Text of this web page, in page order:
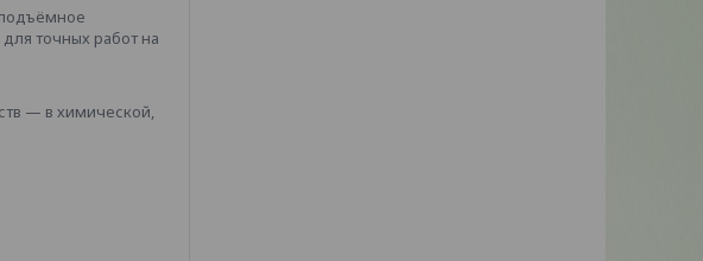
точных работ на
— в химической,